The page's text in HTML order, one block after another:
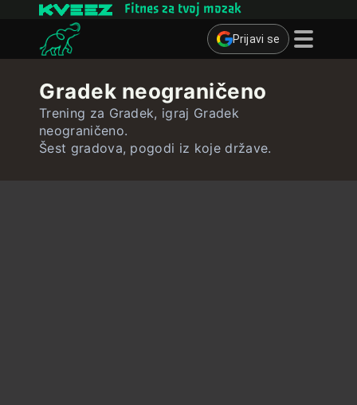
Fitnes za tvoj mozak
Prijavi se
Kvizovi
Kartice za učenje
Gradek neograničeno
Trening za Gradek, igraj Gradek
neograničeno.
Šest gradova, pogodi iz koje države.